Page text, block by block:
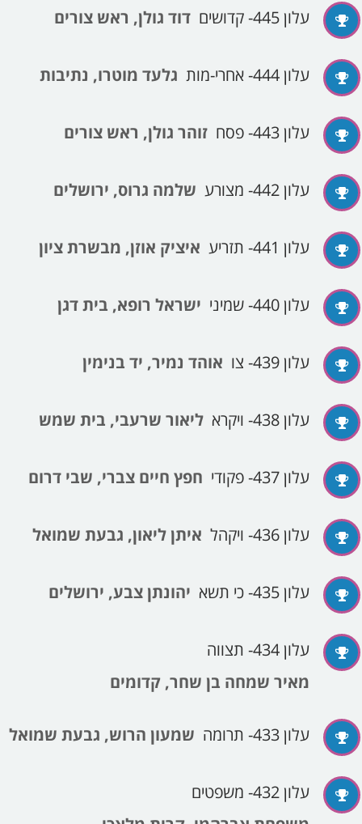
עלון 445- קדושים דוד גולן, ראש צורים
עלון 444- אחרי-מות גלעד מוטרו, נתיבות
עלון 443- פסח זוהר גולן, ראש צורים
עלון 442- מצורע שלמה גרוס, ירושלים
עלון 441- תזריע איציק אוזן, מבשרת ציון
עלון 440- שמיני ישראל רופא, בית דגן
עלון 439- צו אוהד נמיר, יד בנימין
עלון 438- ויקרא ליאור שרעבי, בית שמש
עלון 437- פקודי חפץ חיים צברי, שבי דרום
עלון 436- ויקהל איתן ליאון, גבעת שמואל
עלון 435- כי תשא יהונתן צבע, ירושלים
עלון 434- תצווה
מאיר שמחה בן שחר, קדומים
עלון 433- תרומה שמעון הרוש, גבעת שמואל
עלון 432- משפטים